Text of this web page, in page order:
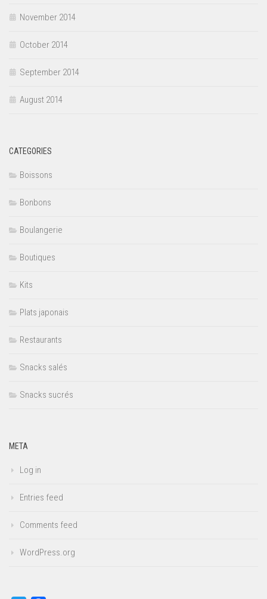
November 2014
October 2014
September 2014
August 2014
CATEGORIES
Boissons
Bonbons
Boulangerie
Boutiques
Kits
Plats japonais
Restaurants
Snacks salés
Snacks sucrés
META
Log in
Entries feed
Comments feed
WordPress.org